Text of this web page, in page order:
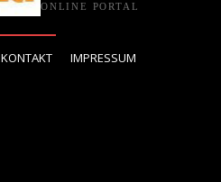
ONLINE PORTAL
KONTAKT IMPRESSUM